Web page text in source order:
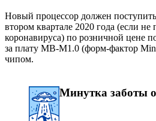
Новый процессор должен
втором квартале 2020 года (если
коронавируса) по розничной цене
за плату MB-M1.0 (форм-фактор
чипом.
Минутка заботы